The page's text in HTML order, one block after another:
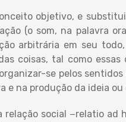
objetivo, e
(o som, na palavra
arbitrária em seu
coisas, tal como
se pelos
na produção da ideia
social −relatio